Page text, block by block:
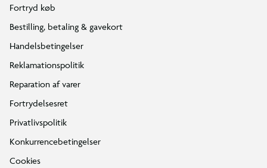
Fortryd køb
Bestilling, betaling & gavekort
Handelsbetingelser
Reklamationspolitik
Reparation af varer
Fortrydelsesret
Privatlivspolitik
Konkurrencebetingelser
Cookies